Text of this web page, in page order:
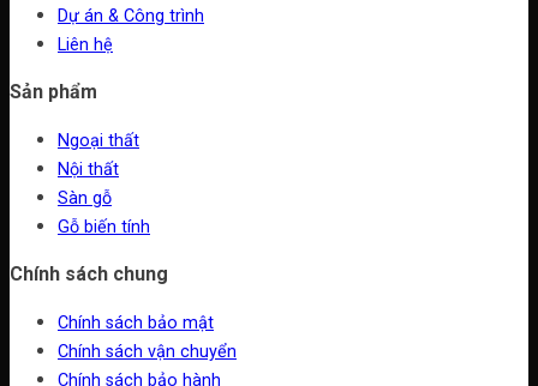
Dự án & Công trình
Liên hệ
Sản phẩm
Ngoại thất
Nội thất
Sàn gỗ
Gỗ biến tính
Chính sách chung
Chính sách bảo mật
Chính sách vận chuyển
Chính sách bảo hành